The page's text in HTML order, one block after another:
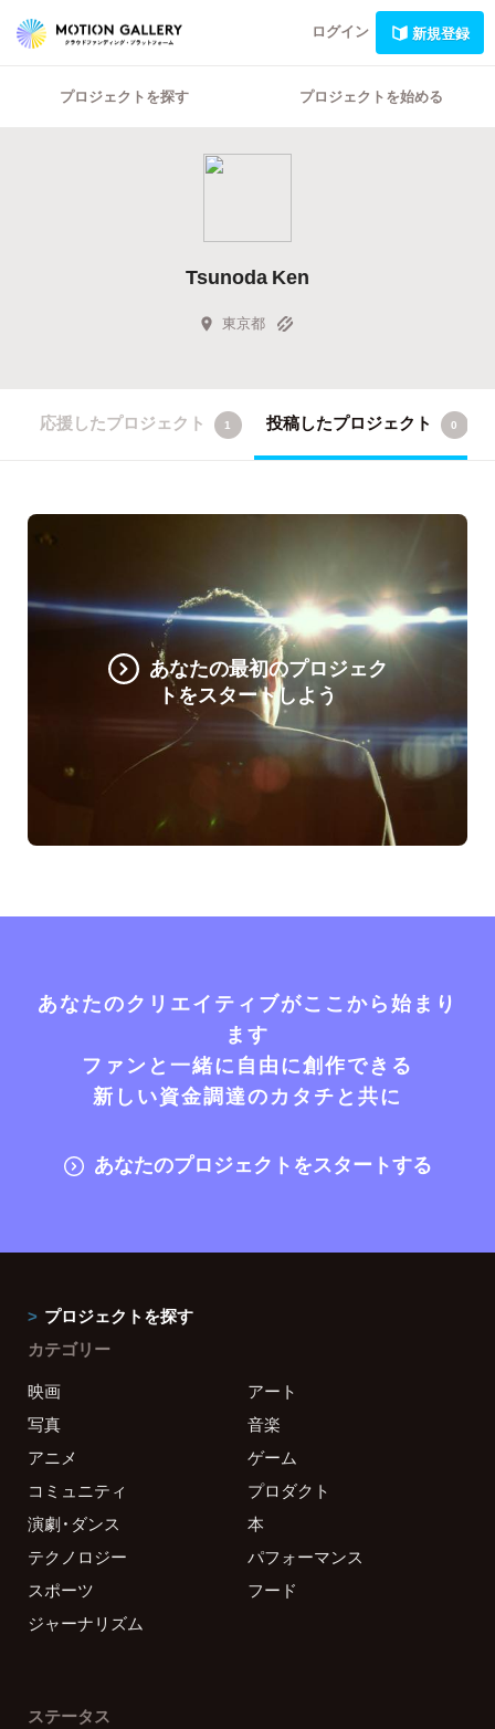
ログイン 新規登録
プロジェクトを探す プロジェクトを始める
Tsunoda Ken
東京都
応援したプロジェクト 1 投稿したプロジェクト 0
あなたの最初のプロジェク
トをスタートしよう
あなたのクリエイティブがここから始まり
ます
ファンと一緒に自由に創作できる
新しい資金調達のカタチと共に
あなたのプロジェクトをスタートする
プロジェクトを探す
カテゴリー
映画
アート
写真
音楽
アニメ
ゲーム
コミュニティ
プロダクト
演劇・ダンス
本
テクノロジー
パフォーマンス
スポーツ
フード
ジャーナリズム
ステータス